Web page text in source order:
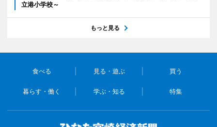
立港小学校～
もっと見る
食べる 見る・遊ぶ 買う
暮らす・働く 学ぶ・知る 特集